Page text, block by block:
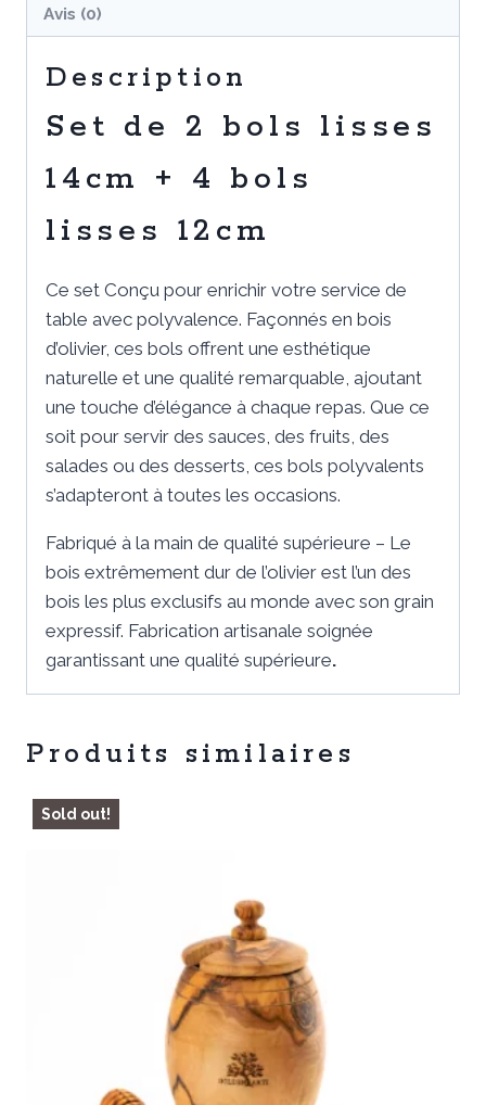
bols
12cm
Avis (0)
Description
Set de 2 bols lisses
14cm + 4 bols
lisses 12cm
Ce set Conçu pour enrichir votre service de
table avec polyvalence. Façonnés en bois
d’olivier, ces bols offrent une esthétique
naturelle et une qualité remarquable, ajoutant
une touche d’élégance à chaque repas. Que ce
soit pour servir des sauces, des fruits, des
salades ou des desserts, ces bols polyvalents
s’adapteront à toutes les occasions.
Fabriqué à la main de qualité supérieure – Le
bois extrêmement dur de l’olivier est l’un des
bois les plus exclusifs au monde avec son grain
expressif. Fabrication artisanale soignée
garantissant une qualité supérieure.
Produits similaires
Sold out!